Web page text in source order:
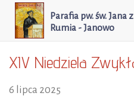
Parafia pw. św. Jana
Rumia - Janowo
XIV Niedziela
6 lipca 2025